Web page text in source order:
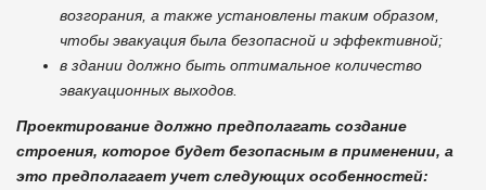
возгорания, а также установлены таким образом,
чтобы эвакуация была безопасной и эффективной;
в здании должно быть оптимальное количество
эвакуационных выходов.
Проектирование должно предполагать создание
строения, которое будет безопасным в применении, а
это предполагает учет следующих особенностей: